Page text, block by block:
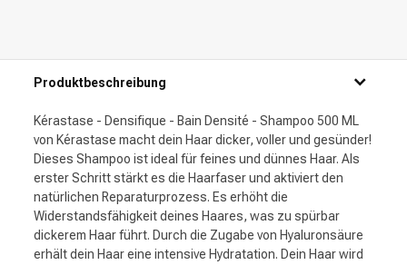
Produktbeschreibung
Kérastase - Densifique - Bain Densité - Shampoo 500 ML
von Kérastase macht dein Haar dicker, voller und gesünder!
Dieses Shampoo ist ideal für feines und dünnes Haar. Als
erster Schritt stärkt es die Haarfaser und aktiviert den
natürlichen Reparaturprozess. Es erhöht die
Widerstandsfähigkeit deines Haares, was zu spürbar
dickerem Haar führt. Durch die Zugabe von Hyaluronsäure
erhält dein Haar eine intensive Hydratation. Dein Haar wird